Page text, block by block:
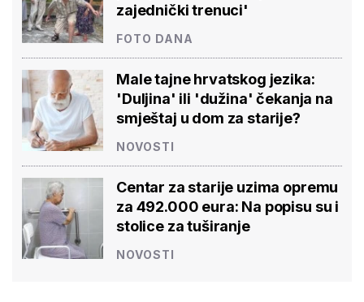
zajednički trenuci'
FOTO DANA
Male tajne hrvatskog jezika:
'Duljina' ili 'dužina' čekanja na
smještaj u dom za starije?
NOVOSTI
Centar za starije uzima opremu
za 492.000 eura: Na popisu su i
stolice za tuširanje
NOVOSTI